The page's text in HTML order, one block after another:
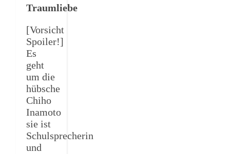
Traumliebe
[Vorsicht
Spoiler!]
Es
geht
um die
hübsche
Chiho
Inamoto
sie ist
Schulsprecherin
und